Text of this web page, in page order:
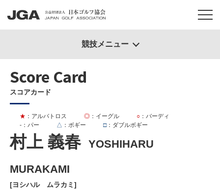
Score Card
スコアカード
村上 義春 YOSHIHARU
MURAKAMI
[ヨシハル ムラカミ]
★ ：アルバトロス ◎ ：イーグル ○ ：バーディ
- ：パー △ ：ボギー □：ダブルボギー
競技メニュー